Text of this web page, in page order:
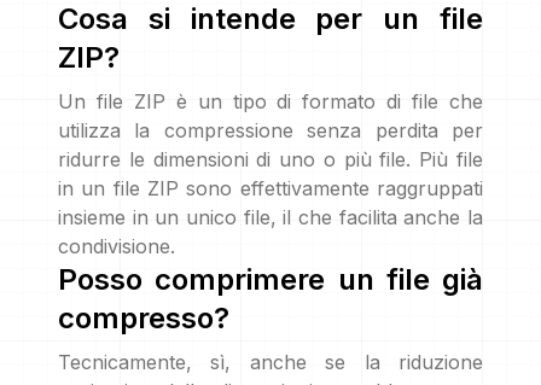
Cosa si intende per un file
ZIP?
Un file ZIP è un tipo di formato di file che
utilizza la compressione senza perdita per
ridurre le dimensioni di uno o più file. Più file
in un file ZIP sono effettivamente raggruppati
insieme in un unico file, il che facilita anche la
condivisione.
Posso comprimere un file già
compresso?
Tecnicamente, sì, anche se la riduzione